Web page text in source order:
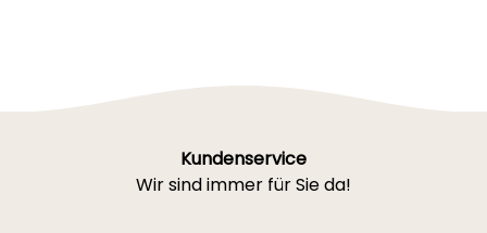
Kundenservice
Wir sind immer für Sie da!